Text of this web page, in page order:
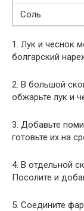
Соль
1. Лук и чеснок
болгарский
2. В большой
обжарьте лук и
3. Добавьте
готовьте их на
4. В отдельной
Посолите и
5. Соедините